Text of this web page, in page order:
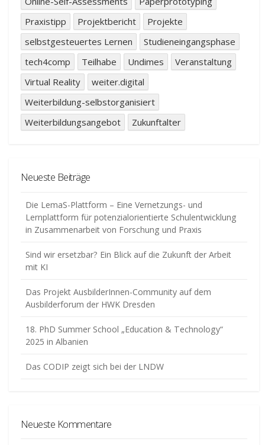
Praxistipp
Projektbericht
Projekte
selbstgesteuertes Lernen
Studieneingangsphase
tech4comp
Teilhabe Undimes
Veranstaltung
Virtual Reality
weiter.digital
Weiterbildung-selbstorganisiert
Weiterbildungsangebot
Zukunftalter
Neueste Beiträge
Die LemaS-Plattform – Eine Vernetzungs- und
Lernplattform für potenzialorientierte Schulentwicklung
in Zusammenarbeit von Forschung und Praxis
Sind wir ersetzbar? Ein Blick auf die Zukunft der Arbeit
mit KI
Das Projekt AusbilderInnen-Community auf dem
Ausbilderforum der HWK Dresden
18. PhD Summer School „Education & Technology“
2025 in Albanien
Das CODIP zeigt sich bei der LNDW
Neueste Kommentare